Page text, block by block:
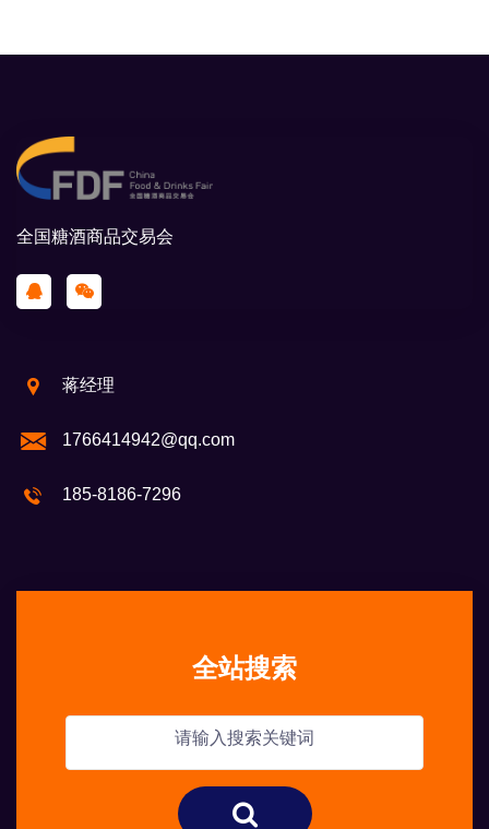
全国糖酒商品交易会
蒋经理
1766414942@qq.com
185-8186-7296
全站搜索